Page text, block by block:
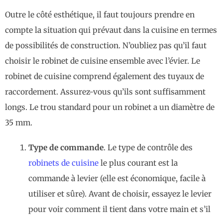
Outre le côté esthétique, il faut toujours prendre en
compte la situation qui prévaut dans la cuisine en termes
de possibilités de construction. N’oubliez pas qu’il faut
choisir le robinet de cuisine ensemble avec l’évier. Le
robinet de cuisine comprend également des tuyaux de
raccordement. Assurez-vous qu’ils sont suffisamment
longs. Le trou standard pour un robinet a un diamètre de
35 mm.
Type de commande. Le type de contrôle des
robinets de cuisinele plus courant est la
commande à levier (elle est économique, facile à
utiliser et sûre). Avant de choisir, essayez le levier
pour voir comment il tient dans votre main et s’il